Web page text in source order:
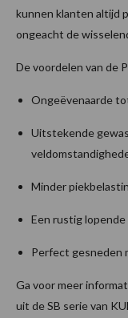
kunnen klanten altijd
ongeacht de
De voordelen van de
Ongeëvenaarde
Uitstekende
Minder
Een rustig lopende
Perfect gesneden
Ga voor meer
uit de SB serie van